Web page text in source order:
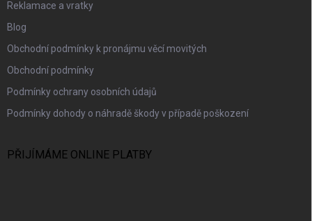
Reklamace a vratky
Blog
Obchodní podmínky k pronájmu věcí movitých
Obchodní podmínky
Podmínky ochrany osobních údajů
Podmínky dohody o náhradě škody v případě poškození
PŘIJÍMÁME ONLINE PLATBY